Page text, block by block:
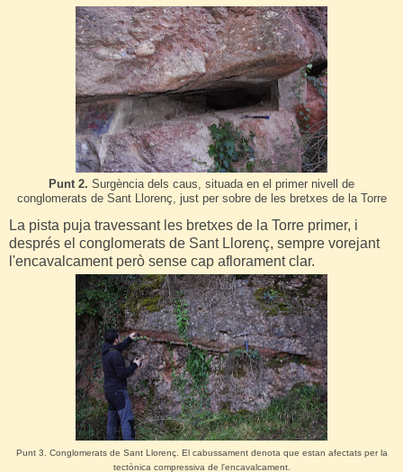
Punt 2. Surgència dels caus, situada en el primer nivell de
conglomerats de Sant Llorenç, just per sobre de les bretxes de la Torre
La pista puja travessant les bretxes de la Torre primer, i
després el conglomerats de Sant Llorenç, sempre vorejant
l'encavalcament però sense cap aflorament clar.
Punt 3. Conglomerats de Sant Llorenç. El cabussament denota que estan afectats per la
tectònica compressiva de l'encavalcament.